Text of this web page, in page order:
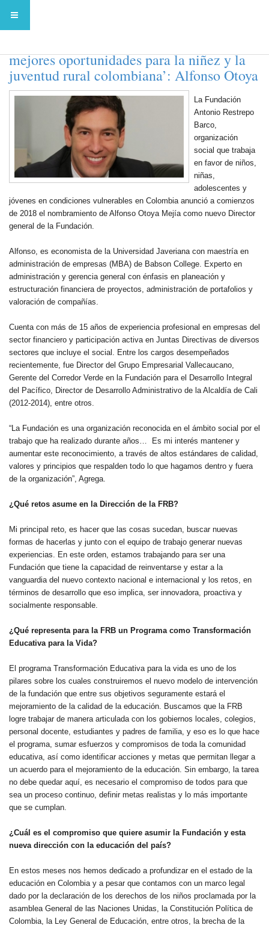
mejores oportunidades para la niñez y la
juventud rural colombiana’: Alfonso Otoya
La Fundación
Antonio Restrepo
Barco,
organización
social que trabaja
en favor de niños,
niñas,
adolescentes y
jóvenes en condiciones vulnerables en Colombia anunció a comienzos
de 2018 el nombramiento de Alfonso Otoya Mejía como nuevo Director
general de la Fundación.
Alfonso, es economista de la Universidad Javeriana con maestría en
administración de empresas (MBA) de Babson College. Experto en
administración y gerencia general con énfasis en planeación y
estructuración financiera de proyectos, administración de portafolios y
valoración de compañías.
Cuenta con más de 15 años de experiencia profesional en empresas del
sector financiero y participación activa en Juntas Directivas de diversos
sectores que incluye el social. Entre los cargos desempeñados
recientemente, fue Director del Grupo Empresarial Vallecaucano,
Gerente del Corredor Verde en la Fundación para el Desarrollo Integral
del Pacífico, Director de Desarrollo Administrativo de la Alcaldía de Cali
(2012-2014), entre otros.
“La Fundación es una organización reconocida en el ámbito social por el
trabajo que ha realizado durante años… Es mi interés mantener y
aumentar este reconocimiento, a través de altos estándares de calidad,
valores y principios que respalden todo lo que hagamos dentro y fuera
de la organización”, Agrega.
¿Qué retos asume en la Dirección de la FRB?
Mi principal reto, es hacer que las cosas sucedan, buscar nuevas
formas de hacerlas y junto con el equipo de trabajo generar nuevas
experiencias. En este orden, estamos trabajando para ser una
Fundación que tiene la capacidad de reinventarse y estar a la
vanguardia del nuevo contexto nacional e internacional y los retos, en
términos de desarrollo que eso implica, ser innovadora, proactiva y
socialmente responsable.
¿Qué representa para la FRB un Programa como Transformación
Educativa para la Vida?
El programa Transformación Educativa para la vida es uno de los
pilares sobre los cuales construiremos el nuevo modelo de intervención
de la fundación que entre sus objetivos seguramente estará el
mejoramiento de la calidad de la educación. Buscamos que la FRB
logre trabajar de manera articulada con los gobiernos locales, colegios,
personal docente, estudiantes y padres de familia, y eso es lo que hace
el programa, sumar esfuerzos y compromisos de toda la comunidad
educativa, así como identificar acciones y metas que permitan llegar a
un acuerdo para el mejoramiento de la educación. Sin embargo, la tarea
no debe quedar aquí, es necesario el compromiso de todos para que
sea un proceso continuo, definir metas realistas y lo más importante
que se cumplan.
¿Cuál es el compromiso que quiere asumir la Fundación y esta
nueva dirección con la educación del país?
En estos meses nos hemos dedicado a profundizar en el estado de la
educación en Colombia y a pesar que contamos con un marco legal
dado por la declaración de los derechos de los niños proclamada por la
asamblea General de las Naciones Unidas, la Constitución Política de
Colombia, la Ley General de Educación, entre otros, la brecha de la